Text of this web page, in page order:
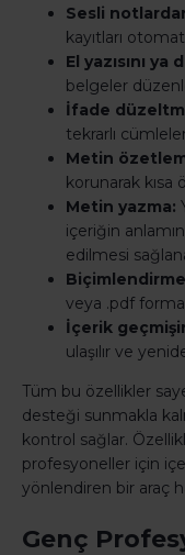
Sesli
kayıtları
El yazısını
belgeler
İfade
tekrarlı
Metin
korunarak
Metin yazma:
içeriğin
edilmesi
Biçimlendirme
veya .pdf
İçerik
ulaşılır ve
Tüm bu özellikler
desteği sunmakla
kontrol sağlar.
profesyoneller için
yönlendiren bir araç
Genç